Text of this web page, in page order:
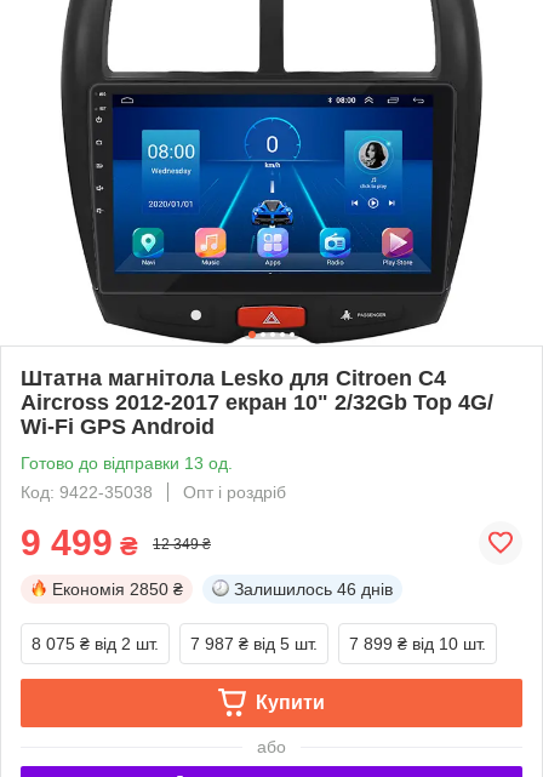
Штатна магнітола Lesko для Citroen C4
Aircross 2012-2017 екран 10" 2/32Gb Top 4G/
Wi-Fi GPS Android
Готово до відправки 13 од.
Код: 9422-35038
Опт і роздріб
9 499 ₴ 12 349 ₴
Економія 2850 ₴ Залишилось 46 днів
8 075 ₴ від 2 шт. 7 987 ₴ від 5 шт. 7 899 ₴ від 10 шт.
Купити
або